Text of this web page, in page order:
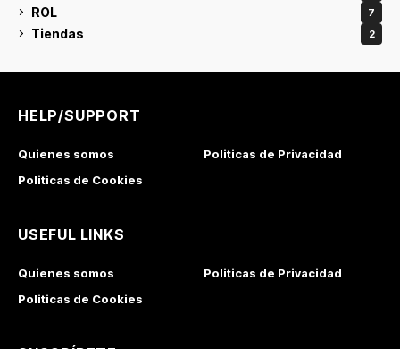
ROL 7
Tiendas 2
HELP/SUPPORT
Quienes somos
Politicas de Privacidad
Politicas de Cookies
USEFUL LINKS
Quienes somos
Politicas de Privacidad
Politicas de Cookies